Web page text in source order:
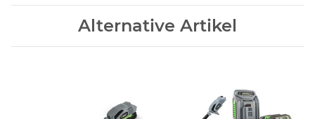
Alternative Artikel